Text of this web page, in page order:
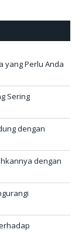
yang Perlu Anda
Sering
dengan
dengan